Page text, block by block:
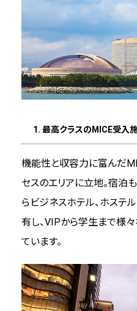
支援・サービ
開催までの流れと支援メ
開催助成金
ハイブリッド開催の提案
会議施設・宿
宿泊施設
スポーツ施設
ユニークベニュー
1. 最高クラスのMICE受入
機能性と収容力に富んだ
セスのエリアに立地。宿泊
らビジネスホテル、ホステ
有し、VIPから学生まで様
ています。